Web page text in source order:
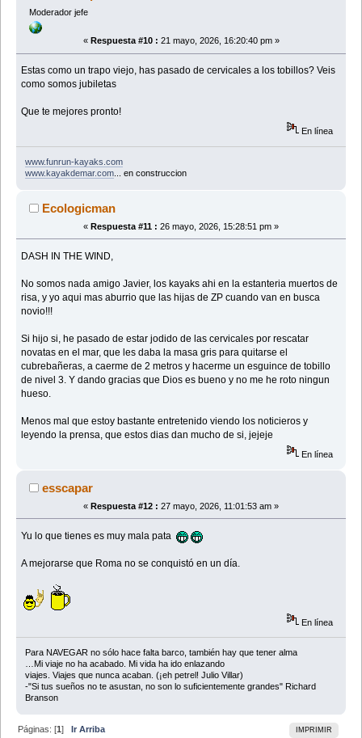
Moderador jefe
« Respuesta #10 : 21 mayo, 2026, 16:20:40 pm »
Estas como un trapo viejo, has pasado de cervicales a los tobillos? Veis
como somos jubiletas
Que te mejores pronto!
En línea
www.funrun-kayaks.com
www.kayakdemar.com... en construccion
Ecologicman
« Respuesta #11 : 26 mayo, 2026, 15:28:51 pm »
DASH IN THE WIND,
No somos nada amigo Javier, los kayaks ahi en la estanteria muertos de
risa, y yo aqui mas aburrio que las hijas de ZP cuando van en busca
novio!!!
Si hijo si, he pasado de estar jodido de las cervicales por rescatar
novatas en el mar, que les daba la masa gris para quitarse el
cubrebañeras, a caerme de 2 metros y hacerme un esguince de tobillo
de nivel 3. Y dando gracias que Dios es bueno y no me he roto ningun
hueso.
Menos mal que estoy bastante entretenido viendo los noticieros y
leyendo la prensa, que estos dias dan mucho de si, jejeje
En línea
esscapar
« Respuesta #12 : 27 mayo, 2026, 11:01:53 am »
Yu lo que tienes es muy mala pata
A mejorarse que Roma no se conquistó en un día.
En línea
Para NAVEGAR no sólo hace falta barco, también hay que tener alma
…Mi viaje no ha acabado. Mi vida ha ido enlazando
viajes. Viajes que nunca acaban. (¡eh petrel! Julio Villar)
-"Si tus sueños no te asustan, no son lo suficientemente grandes" Richard
Branson
IMPRIMIR
Páginas: [1]Ir Arriba